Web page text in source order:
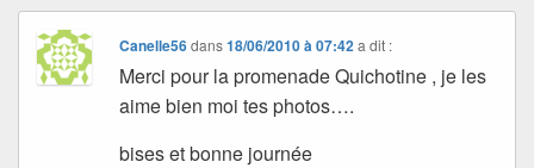
Canelle56dans18/06/2010 à 07:42 a dit :
Merci pour la promenade Quichotine , je les
aime bien moi tes photos….
bises et bonne journée